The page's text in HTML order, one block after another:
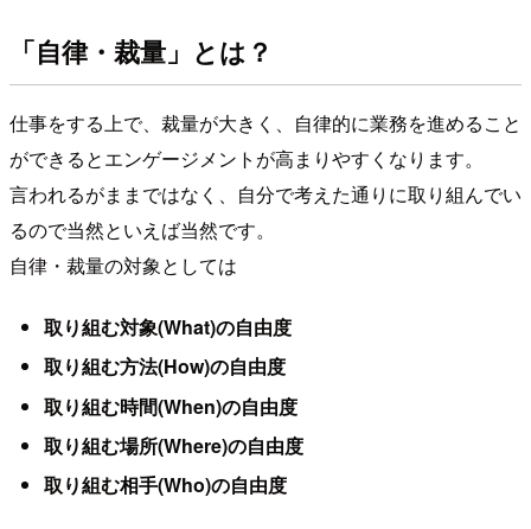
「自律・裁量」とは？
仕事をする上で、裁量が大きく、自律的に業務を進めること
ができるとエンゲージメントが高まりやすくなります。
言われるがままではなく、自分で考えた通りに取り組んでい
るので当然といえば当然です。
自律・裁量の対象としては
取り組む対象(What)の自由度
取り組む方法(How)の自由度
取り組む時間(When)の自由度
取り組む場所(Where)の自由度
取り組む相手(Who)の自由度